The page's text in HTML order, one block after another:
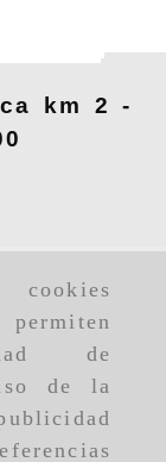
de
de la
km 2 -